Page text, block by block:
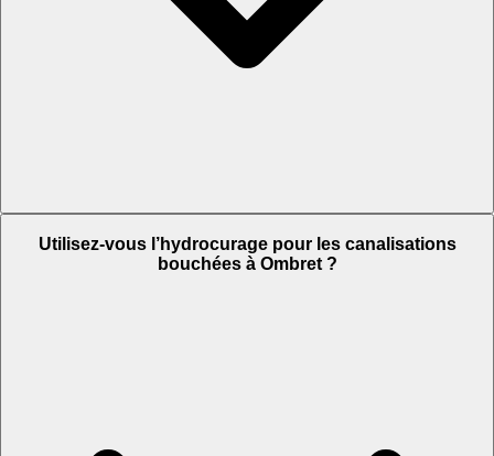
Utilisez-vous l’hydrocurage pour les canalisations
bouchées à Ombret ?